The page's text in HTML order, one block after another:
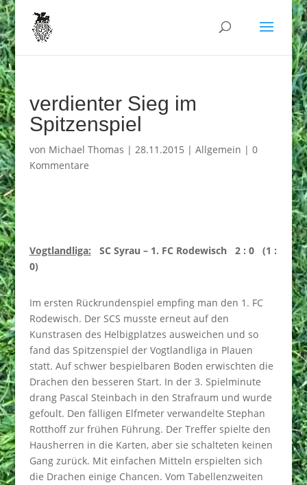
verdienter Sieg im
Spitzenspiel
von Michael Thomas | 28.11.2015 | Allgemein | 0
Kommentare
Vogtlandliga: SC Syrau – 1. FC Rodewisch 2 : 0 (1 :
0)
Im ersten Rückrundenspiel empfing man den 1. FC
Rodewisch. Der SCS musste erneut auf den
Kunstrasen des Helbigplatzes ausweichen und so
fand das Spitzenspiel der Vogtlandliga in Plauen
statt. Auf schwer bespielbaren Boden erwischten die
Drachen den besseren Start. In der 3. Spielminute
drang Pascal Steinbach in den Strafraum und wurde
gefoult. Den fälligen Elfmeter verwandelte Stephan
Rotthoff zur frühen Führung. Der Treffer spielte den
Hausherren in die Karten, aber sie schalteten keinen
Gang zurück. Mit einfachen Mitteln erspielten sich
die Drachen einige Chancen. Vom Tabellenzweiten